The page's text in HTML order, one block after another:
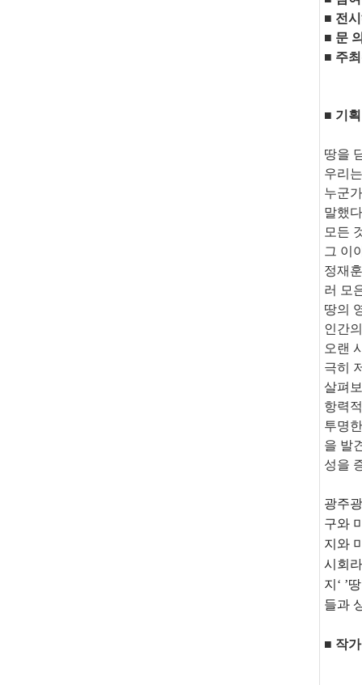
■ 전
■ 문
■ 주
■ 기
땅을
우리
누군
말했
모든
그 이
정재
러 모
땅의
인간
오랜
극히
살펴
항력
투명
을 발
성을
광주
구와
지와
시회
지‘ ’
들과
■ 작